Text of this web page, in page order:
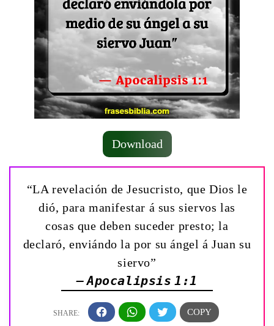
Download
“LA revelación de Jesucristo, que Dios le
dió, para manifestar á sus siervos las
cosas que deben suceder presto; la
declaró, enviándo la por su ángel á Juan su
siervo”
— Apocalipsis 1:1